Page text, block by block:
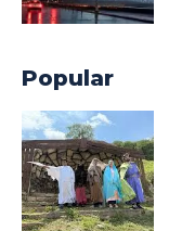
Popular